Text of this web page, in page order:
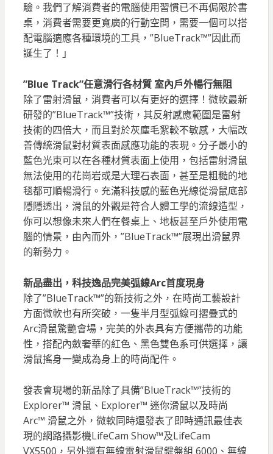
驗。我們了解消費者的電腦使用習慣已不再侷限於書
桌，消費者需要更寬廣的行動空間，需要一個可以搭
配電腦適應各種環境的工具，”BlueTrack™”因此而
誕生了！」
”Blue Track”任意滑行各材質 室內戶外暢行無阻
除了雷射滑鼠，消費者可以有更好的選擇！微軟最新
研發的”BlueTrack™”技術，其反射感應範圍是雷射
技術的四倍大，而且對於灰塵毛絮較不敏感，大幅改
善傳統滑鼠對材質表面感應功能的表現。分子最小的
藍色光束可以在各種材質表面上使用，包括雷射滑鼠
無法使用的花崗岩或是大理石表面，甚至是粗糙的地
毯都可順暢滑行。充滿科技感的藍色光線從滑鼠底部
隱隱透出，滑鼠的外觀是符合人體工學的流線造型，
你可以想像未來人們在餐桌上、地板甚至戶外使用電
腦的情景，由內而外，”BlueTrack™”展現出滑鼠界
的新勢力。
新品盡出，科技逸品完美弧線Arc首度現身
除了”BlueTrack™”的新技術之外，在時尚工藝設計
方面微軟也有所突破，一隻半月型弧線可摺疊式的
Arc滑鼠驚艷會場，完美的外表具有方便攜帶的功能
性，搭配內斂奢華的紅色、黑色雙色系可供選擇，讓
滑鼠搖身一變成為身上的時尚配件。
發表會現場的新品除了具備”BlueTrack™”技術的
Explorer™ 滑鼠、Explorer™ 迷你滑鼠以及時尚
Arc™ 滑鼠之外，微軟同時還發表了即時通訊最佳表
現的網路攝影機LifeCam Show™及LifeCam
VX5500，另外還有無線雷射滑鼠鍵盤組 6000、無線